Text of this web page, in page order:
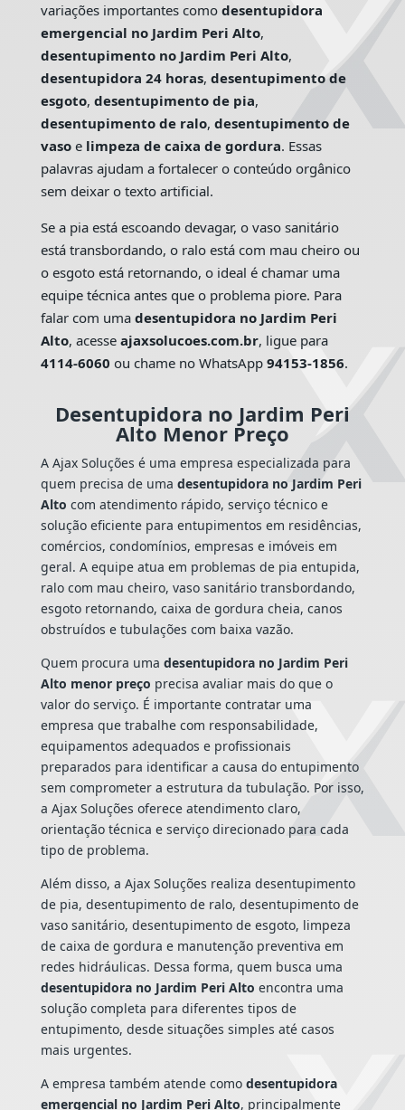
variações importantes como desentupidora
emergencial no Jardim Peri Alto,
desentupimento no Jardim Peri Alto,
desentupidora 24 horas, desentupimento de
esgoto, desentupimento de pia,
desentupimento de ralo, desentupimento de
vasoe limpeza de caixa de gordura. Essas
palavras ajudam a fortalecer o conteúdo orgânico
sem deixar o texto artificial.
Se a pia está escoando devagar, o vaso sanitário
está transbordando, o ralo está com mau cheiro ou
o esgoto está retornando, o ideal é chamar uma
equipe técnica antes que o problema piore. Para
falar com uma desentupidora no Jardim Peri
Alto, acesse ajaxsolucoes.com.br, ligue para
4114-6060 ou chame no WhatsApp 94153-1856.
Desentupidora no Jardim Peri
Alto Menor Preço
A Ajax Soluções é uma empresa especializada para
quem precisa de uma desentupidora no Jardim Peri
Alto com atendimento rápido, serviço técnico e
solução eficiente para entupimentos em residências,
comércios, condomínios, empresas e imóveis em
geral. A equipe atua em problemas de pia entupida,
ralo com mau cheiro, vaso sanitário transbordando,
esgoto retornando, caixa de gordura cheia, canos
obstruídos e tubulações com baixa vazão.
Quem procura uma desentupidora no Jardim Peri
Alto menor preço precisa avaliar mais do que o
valor do serviço. É importante contratar uma
empresa que trabalhe com responsabilidade,
equipamentos adequados e profissionais
preparados para identificar a causa do entupimento
sem comprometer a estrutura da tubulação. Por isso,
a Ajax Soluções oferece atendimento claro,
orientação técnica e serviço direcionado para cada
tipo de problema.
Além disso, a Ajax Soluções realiza desentupimento
de pia, desentupimento de ralo, desentupimento de
vaso sanitário, desentupimento de esgoto, limpeza
de caixa de gordura e manutenção preventiva em
redes hidráulicas. Dessa forma, quem busca uma
desentupidora no Jardim Peri Alto encontra uma
solução completa para diferentes tipos de
entupimento, desde situações simples até casos
mais urgentes.
A empresa também atende como desentupidora
emergencial no Jardim Peri Alto, principalmente